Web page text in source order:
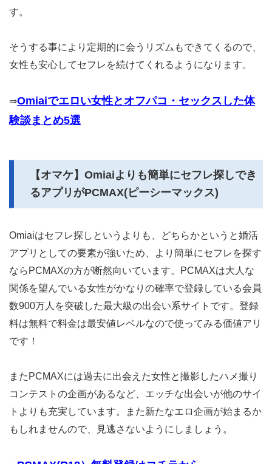
す。
そうする事により定期的に会うリズムもできてくるので、
女性も安心してセフレを続けてくれるようになります。
⇒Omiaiでエロい女性とオフパコ・セックスした体
験談まとめ5選
【オマケ】Omiaiよりも簡単にセフレ探しでき
るアプリがPCMAX(ピーシーマックス)
Omiaiはセフレ探しというよりも、どちらかというと婚活
アプリとしての要素が強いため、より簡単にセフレを探す
ならPCMAXの方が断然向いています。PCMAXは大人な
関係を望んでいる女性がかなりの確率で登録している会員
数900万人を突破した最大級の出会い系サイトです。登録
料は無料で料金は最安値レベルなので使ってみる価値アリ
です！
またPCMAXには過去に出会えた女性と撮影したハメ撮り
コンテストの企画があるなど、エッチな出会いが他のサイ
トよりも充実しています。また新たなエロ企画が始まるか
もしれませんので、見逃さないようにしましょう。